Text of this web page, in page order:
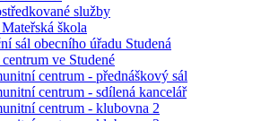
služby
škola
sál obecního úřadu Studená
ve Studené
centrum - přednáškový sál
centrum - sdílená kancelář
centrum - klubovna 2